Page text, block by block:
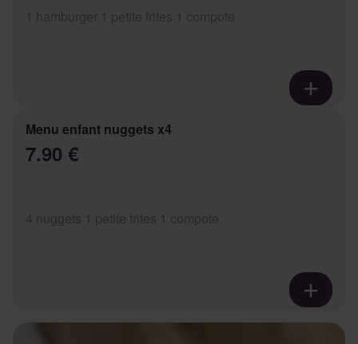
Menu enfant nuggets x4
7.90 €